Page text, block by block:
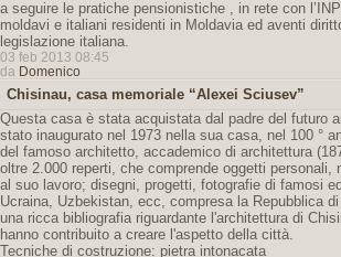
a seguire le pratiche pensionistiche , in rete con
moldavi e italiani residenti in Moldavia ed aventi
legislazione italiana.
03 feb 2013 08:45
da Domenico
Chisinau, casa memoriale “Alexei Sciusev”
Questa casa è stata acquistata dal padre del futuro
stato inaugurato nel 1973 nella sua casa, nel 100 °
del famoso architetto, accademico di architettura
oltre 2.000 reperti, che comprende oggetti personali,
al suo lavoro; disegni, progetti, fotografie di famosi
Ucraina, Uzbekistan, ecc, compresa la Repubblica
una ricca bibliografia riguardante l'architettura di
hanno contribuito a creare l'aspetto della città.
Tecniche di costruzione: pietra intonacata